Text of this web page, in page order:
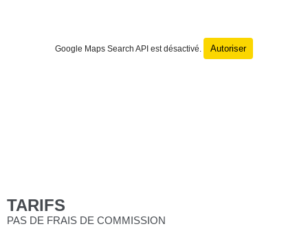
Google Maps Search API est désactivé. Autoriser
TARIFS
PAS DE FRAIS DE COMMISSION